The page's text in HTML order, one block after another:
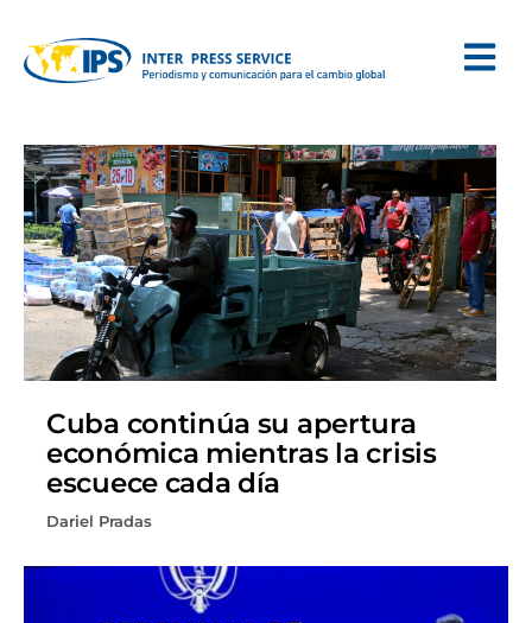
Cuba continúa su apertura
económica mientras la crisis
escuece cada día
Dariel Pradas